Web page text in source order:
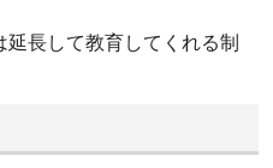
長して教育してくれる制